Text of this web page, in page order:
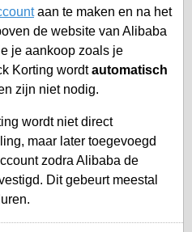
aan te maken en na het
de website van Alibaba
je aankoop zoals je
Korting wordtautomatisch
zijn niet nodig.
wordt niet direct
maar later toegevoegd
zodra Alibaba de
Dit gebeurt meestal